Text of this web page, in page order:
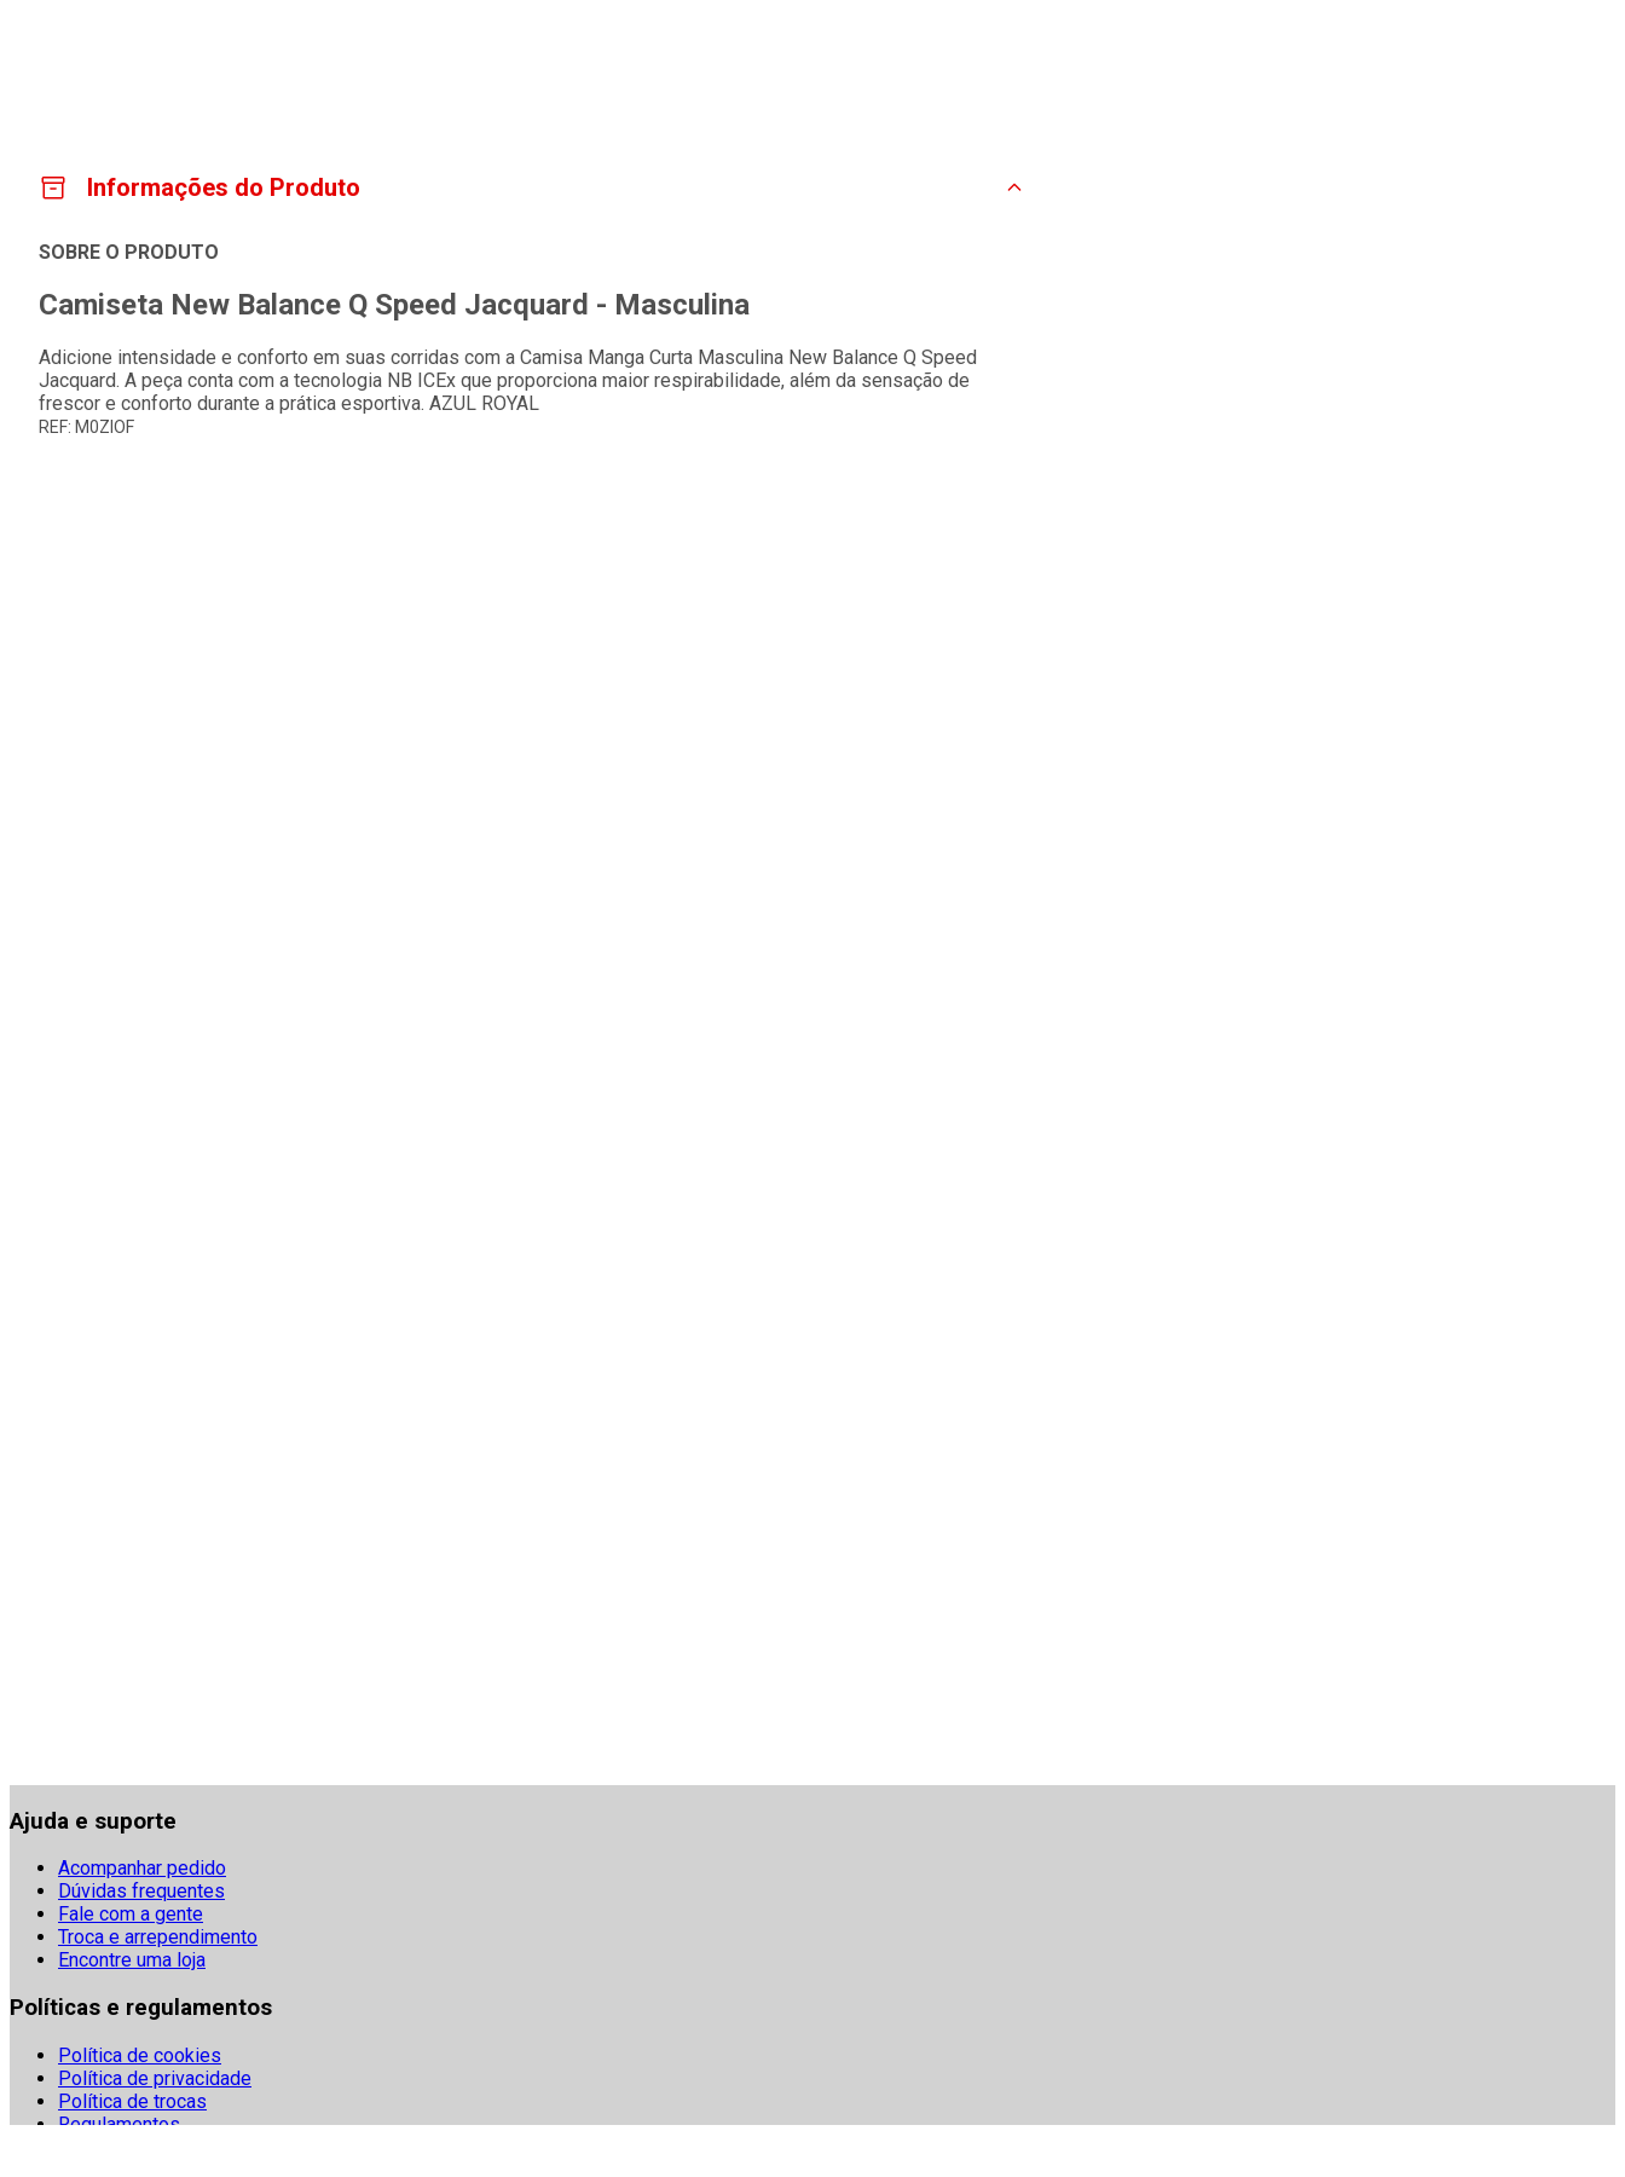
Informações do Produto
SOBRE O PRODUTO
Camiseta New Balance Q Speed Jacquard - Masculina
Adicione intensidade e conforto em suas corridas com a Camisa Manga Curta Masculina New Balance Q Speed
Jacquard. A peça conta com a tecnologia NB ICEx que proporciona maior respirabilidade, além da sensação de
frescor e conforto durante a prática esportiva. AZUL ROYAL
REF: M0ZIOF
Ajuda e suporte
Acompanhar pedido
Dúvidas frequentes
Fale com a gente
Troca e arrependimento
Encontre uma loja
Políticas e regulamentos
Política de cookies
Política de privacidade
Política de trocas
Regulamentos